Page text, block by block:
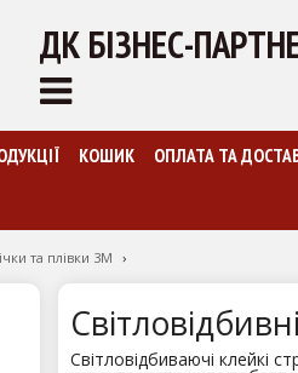
ДК БІЗНЕС-
КОШИК ОПЛАТА ТА
та плівки 3М ›
Світловідбиваючі клейкі